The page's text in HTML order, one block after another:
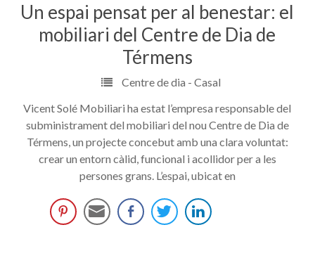
Un espai pensat per al benestar: el
mobiliari del Centre de Dia de
Térmens
Centre de dia - Casal
Vicent Solé Mobiliari ha estat l’empresa responsable del
subministrament del mobiliari del nou Centre de Dia de
Térmens, un projecte concebut amb una clara voluntat:
crear un entorn càlid, funcional i acollidor per a les
persones grans. L’espai, ubicat en